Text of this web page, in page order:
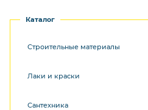
Каталог
Строительные материалы
Лаки и краски
Сантехника